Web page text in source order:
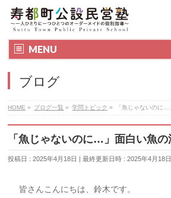
MENU
ブログ
HOME » ブログ一覧 » 学問トピック » 「魚じゃないのに
「魚じゃないのに…」面白い魚の
投稿日 : 2025年4月18日 最終更新日時 : 2025年4月18日
皆さんこんにちは、鈴木です。